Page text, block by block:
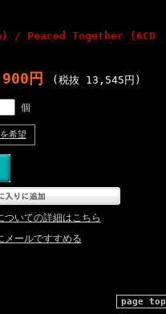
/ Peaced Together (6CD
円 (税抜 13,545円)
個
希望
ついての詳細はこちら
メールですすめる
page top